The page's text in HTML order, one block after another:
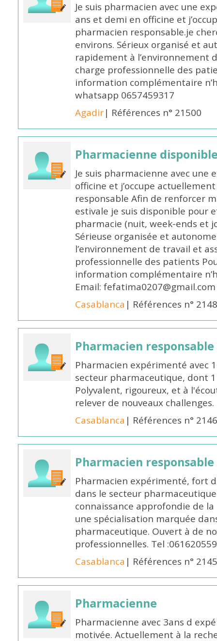
Je suis pharmacien avec une
ans et demi en officine et
pharmacien responsable.je
environs. Sérieux organisé et
rapidement à l’environnement
charge professionnelle des
information complémentaire
whatsapp 0657459317
Agadir| Références n° 21500
Pharmacienne
Je suis pharmacienne avec
officine et j’occupe
responsable Afin de renforcer
estivale je suis disponible pour
pharmacie (nuit, week-ends et
Sérieuse organisée et
l’environnement de travail et
professionnelle des patients
information complémentaire
Email: fefatima0207@gmail.com
Casablanca | Références n°
Pharmacien responsable
Pharmacien expérimenté avec
secteur pharmaceutique, dont
Polyvalent, rigoureux, et à
relever de nouveaux
Casablanca | Références n°
Pharmacien responsable
Pharmacien expérimenté, fort
dans le secteur
connaissance approfondie de
une spécialisation marquée
pharmaceutique. Ouvert à de
professionnelles. Tel
Casablanca | Références n°
Pharmacienne
Pharmacienne avec 3ans d
motivée. Actuellement à la